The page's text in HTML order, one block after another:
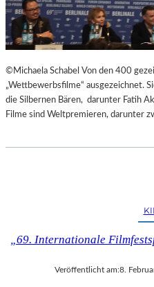
©Michaela Schabel Von den 400
„Wettbewerbsfilme“ ausgezeichnet.
die Silbernen Bären, darunter Fatih
Filme sind Weltpremieren, darunter
„69. Internationale
Veröffentlicht am:8.